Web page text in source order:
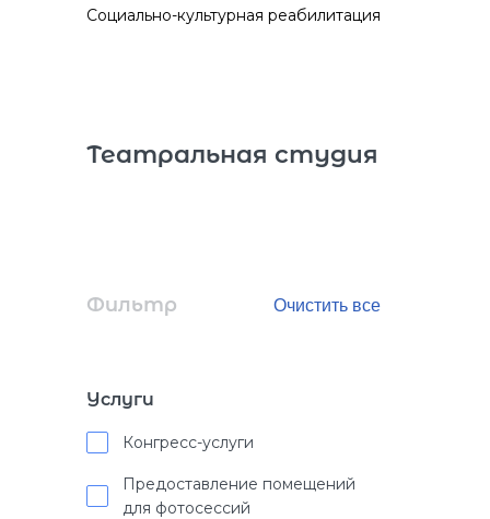
Социально-культурная реабилитация
Театральная студия
Фильтр
Услуги
Конгресс-услуги
Предоставление помещений
для фотосессий